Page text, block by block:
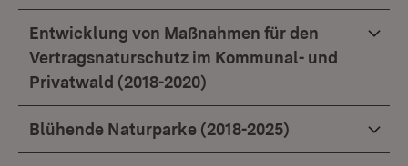
Entwicklung von Maßnahmen für den
Vertragsnaturschutz im Kommunal- und
Privatwald (2018-2020)
Blühende Naturparke (2018-2025)